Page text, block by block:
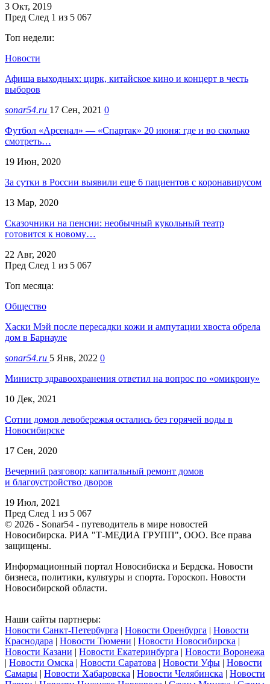
3 Окт, 2019
Пред След 1 из 5 067
Топ недели:
Новости
Афиша выходных: цирк, китайское кино и концерт в честь
выборов
sonar54.ru 17 Сен, 2021 0
Футбол «Арсенал» — «Спартак» 20 июня: где и во сколько
смотреть…
19 Июн, 2020
За сутки в России выявили еще 6 пациентов с коронавирусом
13 Мар, 2020
Сказочники на пенсии: необычный кукольный театр
готовится к новому…
22 Авг, 2020
Пред След 1 из 5 067
Топ месяца:
Общество
Хаски Мэй после пересадки кожи и ампутации хвоста обрела
дом в Барнауле
sonar54.ru 5 Янв, 2022 0
Министр здравоохранения ответил на вопрос по «омикрону»
10 Дек, 2021
Сотни домов левобережья остались без горячей воды в
Новосибирске
17 Сен, 2020
Вечерний разговор: капитальный ремонт домов
и благоустройство дворов
19 Июл, 2021
Пред След 1 из 5 067
© 2026 - Sonar54 - путеводитель в мире новостей
Новосибирска. РИА "Т-МЕДИА ГРУПП", ООО. Все права
защищены.
Информационный портал Новосибиска и Бердска. Новости
бизнеса, политики, культуры и спорта. Гороскоп. Новости
Новосибирской области.
Наши сайты партнеры:
Новости Санкт-Петербурга | Новости Оренбурга | Новости
Краснодара | Новости Тюмени | Новости Новосибирска |
Новости Казани | Новости Екатеринбурга | Новости Воронежа
| Новости Омска | Новости Саратова | Новости Уфы | Новости
Самары | Новости Хабаровска | Новости Челябинска | Новости